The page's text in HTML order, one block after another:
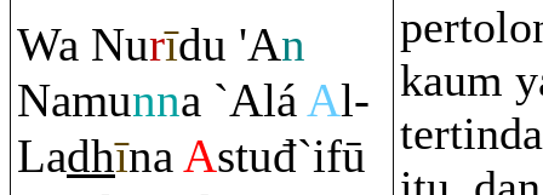
Wa Nurīdu 'An
Namunna `AláAl-
LadhīnaAstuđ`ifū
kaum